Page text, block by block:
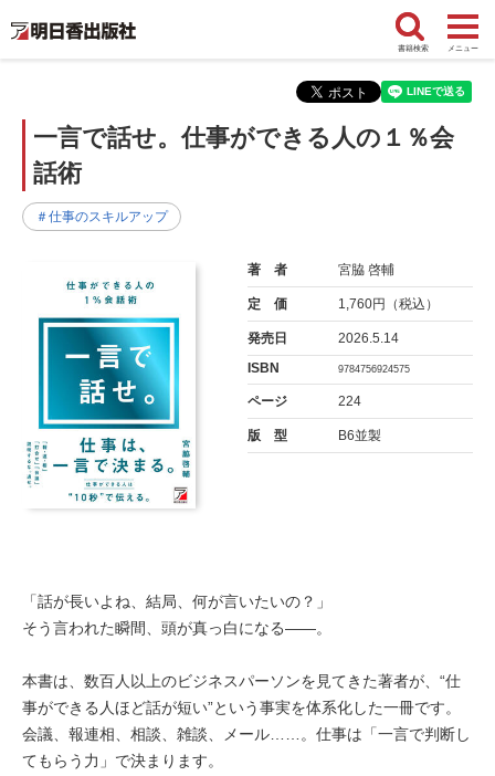
書籍検索 メニュー
一言で話せ。仕事ができる人の１％会
話術
＃仕事のスキルアップ
著 者 宮脇 啓輔
定 価 1,760円（税込）
発売日
2026.5.14
ISBN
9784756924575
ページ 224
版 型 B6並製
「話が長いよね、結局、何が言いたいの？」
そう言われた瞬間、頭が真っ白になる――。
本書は、数百人以上のビジネスパーソンを見てきた著者が、“仕
事ができる人ほど話が短い”という事実を体系化した一冊です。
会議、報連相、相談、雑談、メール……。仕事は「一言で判断し
てもらう力」で決まります。